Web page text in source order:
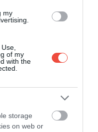
my
of my
with the
storage
on web or